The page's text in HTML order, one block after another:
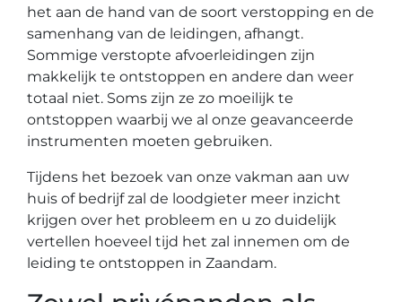
het aan de hand van de soort verstopping en de
samenhang van de leidingen, afhangt.
Sommige verstopte afvoerleidingen zijn
makkelijk te ontstoppen en andere dan weer
totaal niet. Soms zijn ze zo moeilijk te
ontstoppen waarbij we al onze geavanceerde
instrumenten moeten gebruiken.
Tijdens het bezoek van onze vakman aan uw
huis of bedrijf zal de loodgieter meer inzicht
krijgen over het probleem en u zo duidelijk
vertellen hoeveel tijd het zal innemen om de
leiding te ontstoppen in Zaandam.